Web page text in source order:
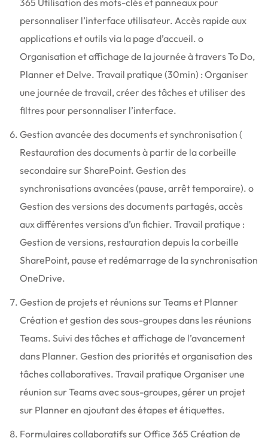
365 Utilisation des mots-clés et panneaux pour
personnaliser l’interface utilisateur. Accès rapide aux
applications et outils via la page d’accueil. o
Organisation et affichage de la journée à travers To Do,
Planner et Delve. Travail pratique (30min) : Organiser
une journée de travail, créer des tâches et utiliser des
filtres pour personnaliser l’interface.
Gestion avancée des documents et synchronisation (
Restauration des documents à partir de la corbeille
secondaire sur SharePoint. Gestion des
synchronisations avancées (pause, arrêt temporaire). o
Gestion des versions des documents partagés, accès
aux différentes versions d’un fichier. Travail pratique :
Gestion de versions, restauration depuis la corbeille
SharePoint, pause et redémarrage de la synchronisation
OneDrive.
Gestion de projets et réunions sur Teams et Planner
Création et gestion des sous-groupes dans les réunions
Teams. Suivi des tâches et affichage de l’avancement
dans Planner. Gestion des priorités et organisation des
tâches collaboratives. Travail pratique Organiser une
réunion sur Teams avec sous-groupes, gérer un projet
sur Planner en ajoutant des étapes et étiquettes.
Formulaires collaboratifs sur Office 365 Création de